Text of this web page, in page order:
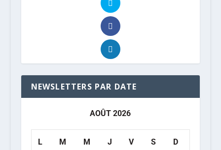
NEWSLETTERS PAR DATE
AOÛT 2026
L M M J V S D